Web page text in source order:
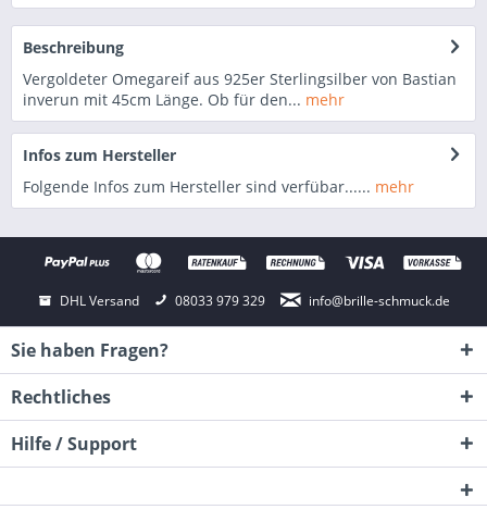
Beschreibung
Vergoldeter Omegareif aus 925er Sterlingsilber von Bastian
inverun mit 45cm Länge. Ob für den... mehr
Infos zum Hersteller
Folgende Infos zum Hersteller sind verfübar...... mehr
DHL Versand 08033 979 329 info@brille-schmuck.de
Sie haben Fragen?
Rechtliches
Hilfe / Support